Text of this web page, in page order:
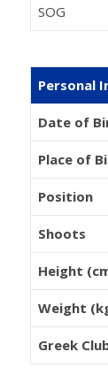
SOG
Personal
Date of
Place of
Position
Shoots
Height
Weight
Greek